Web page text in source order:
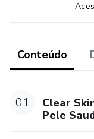
Conteúdo
01
Clear
Pele